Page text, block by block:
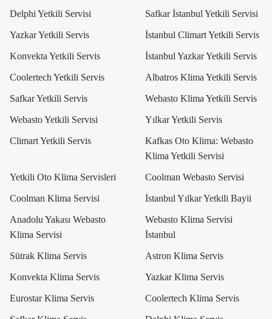
Delphi Yetkili Servisi Safkar İstanbul Yetkili Servisi
Yazkar Yetkili Servis İstanbul Climart Yetkili Servis
Konvekta Yetkili Servis İstanbul Yazkar Yetkili Servis
Coolertech Yetkili Servis Albatros Klima Yetkili Servis
Safkar Yetkili Servis Webasto Klima Yetkili Servis
Webasto Yetkili Servisi Yılkar Yetkili Servis
Climart Yetkili Servis
Kafkas Oto Klima: Webasto
Klima Yetkili Servisi
Yetkili Oto Klima Servisleri Coolman Webasto Servisi
Coolman Klima Servisi İstanbul Yılkar Yetkili Bayii
Anadolu Yakası Webasto
Klima Servisi
Webasto Klima Servisi
İstanbul
Sütrak Klima Servis Astron Klima Servis
Konvekta Klima Servis Yazkar Klima Servis
Eurostar Klima Servis Coolertech Klima Servis